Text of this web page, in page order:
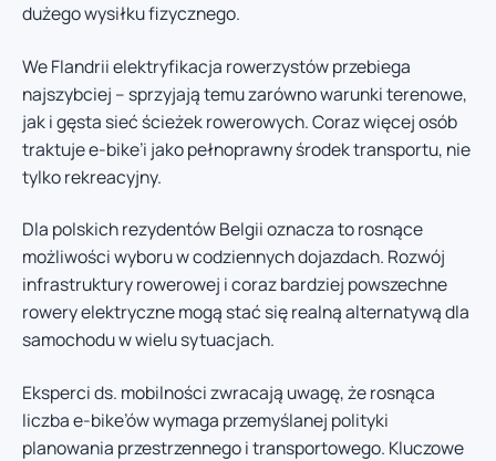
dużego wysiłku fizycznego.
We Flandrii elektryfikacja rowerzystów przebiega
najszybciej – sprzyjają temu zarówno warunki terenowe,
jak i gęsta sieć ścieżek rowerowych. Coraz więcej osób
traktuje e-bike’i jako pełnoprawny środek transportu, nie
tylko rekreacyjny.
Dla polskich rezydentów Belgii oznacza to rosnące
możliwości wyboru w codziennych dojazdach. Rozwój
infrastruktury rowerowej i coraz bardziej powszechne
rowery elektryczne mogą stać się realną alternatywą dla
samochodu w wielu sytuacjach.
Eksperci ds. mobilności zwracają uwagę, że rosnąca
liczba e-bike’ów wymaga przemyślanej polityki
planowania przestrzennego i transportowego. Kluczowe